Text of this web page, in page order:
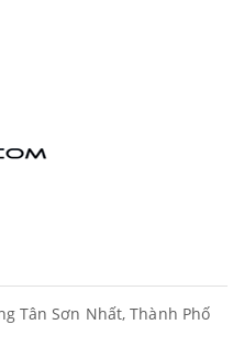
Tân Sơn Nhất, Thành Phố